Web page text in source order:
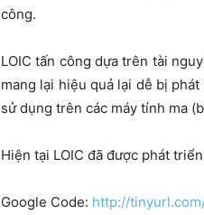
công.
LOIC tấn công dựa trên tài
mang lại hiệu quả lại dễ bị
sử dụng trên các máy tính ma
Hiện tại LOIC đã được phát
Google Code: http://